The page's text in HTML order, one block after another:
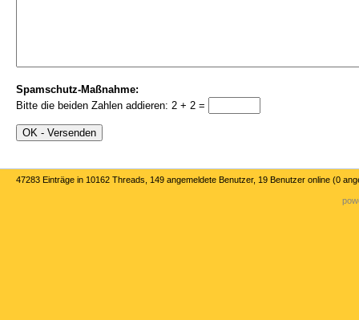
Spamschutz-Maßnahme:
Bitte die beiden Zahlen addieren: 2 + 2 =
47283 Einträge in 10162 Threads, 149 angemeldete Benutzer, 19 Benutzer online (0